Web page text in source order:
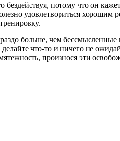
потому что он
удовлетвориться хорошим
больше, чем
что-то и ничего не
произнося эти